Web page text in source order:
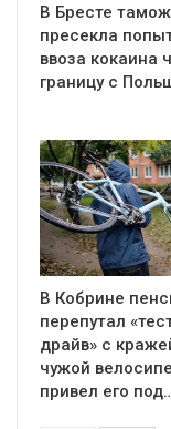
В Бресте
пресекла
ввоза кокаина
границу с
В Кобрине
перепутал
драйв» с
чужой
привел его